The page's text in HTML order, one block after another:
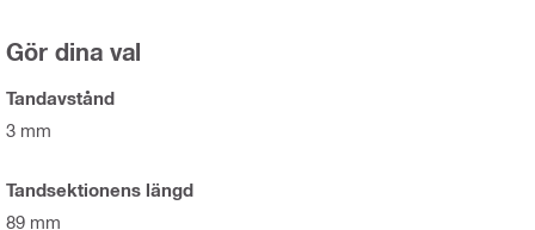
Gör dina val
Tandavstånd
3 mm
Tandsektionens längd
89 mm